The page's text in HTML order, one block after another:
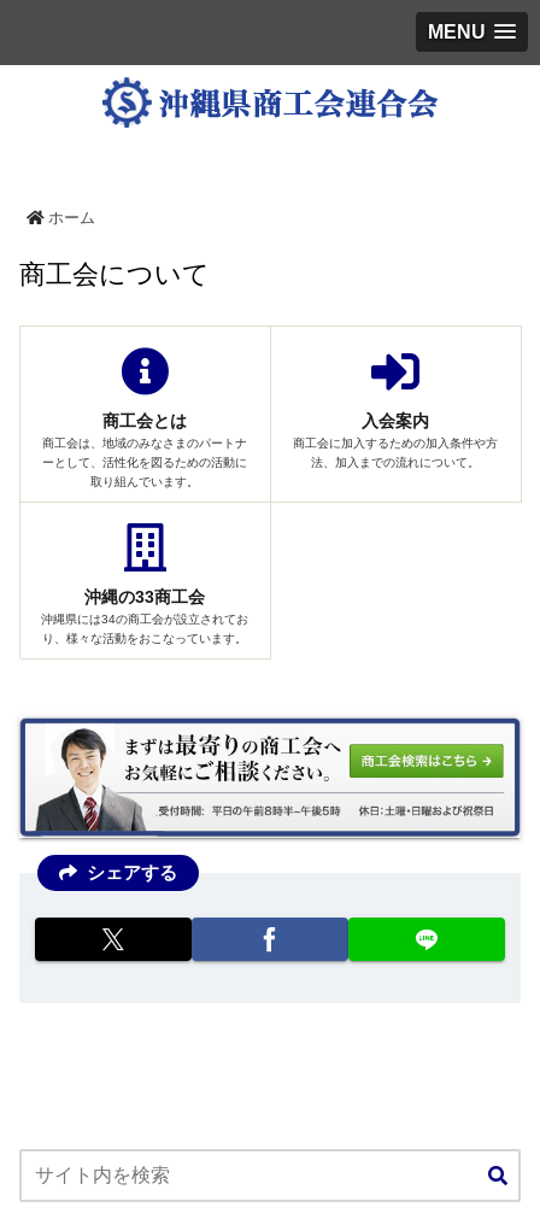
MENU
ホーム
商工会について
商工会とは
商工会は、地域のみなさまのパートナ
ーとして、活性化を図るための活動に
取り組んでいます。
入会案内
商工会に加入するための加入条件や方
法、加入までの流れについて。
沖縄の33商工会
沖縄県には34の商工会が設立されてお
り、様々な活動をおこなっています。
シェアする